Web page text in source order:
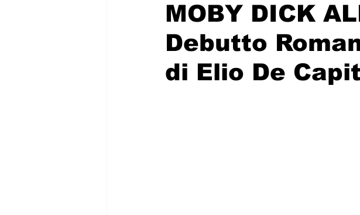
MOBY DICK
Debutto
di Elio De